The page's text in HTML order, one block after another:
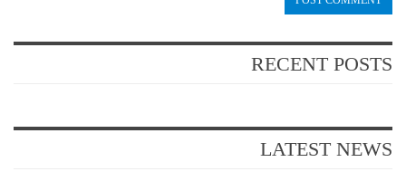
RECENT POSTS
LATEST NEWS